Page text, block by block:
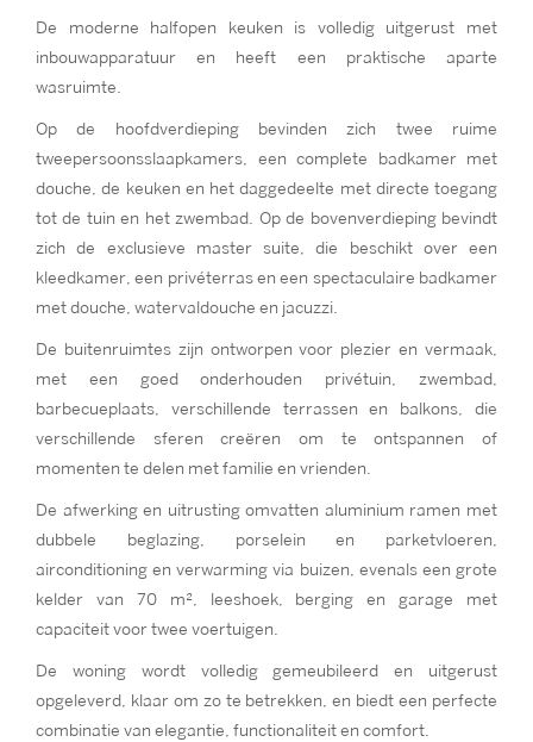
De moderne halfopen keuken is volledig uitgerust met
inbouwapparatuur en heeft een praktische aparte
wasruimte.
Op de hoofdverdieping bevinden zich twee ruime
tweepersoonsslaapkamers, een complete badkamer met
douche, de keuken en het daggedeelte met directe toegang
tot de tuin en het zwembad. Op de bovenverdieping bevindt
zich de exclusieve master suite, die beschikt over een
kleedkamer, een privéterras en een spectaculaire badkamer
met douche, watervaldouche en jacuzzi.
De buitenruimtes zijn ontworpen voor plezier en vermaak,
met een goed onderhouden privétuin, zwembad,
barbecueplaats, verschillende terrassen en balkons, die
verschillende sferen creëren om te ontspannen of
momenten te delen met familie en vrienden.
De afwerking en uitrusting omvatten aluminium ramen met
dubbele beglazing, porselein en parketvloeren,
airconditioning en verwarming via buizen, evenals een grote
kelder van 70 m², leeshoek, berging en garage met
capaciteit voor twee voertuigen.
De woning wordt volledig gemeubileerd en uitgerust
opgeleverd, klaar om zo te betrekken, en biedt een perfecte
combinatie van elegantie, functionaliteit en comfort.